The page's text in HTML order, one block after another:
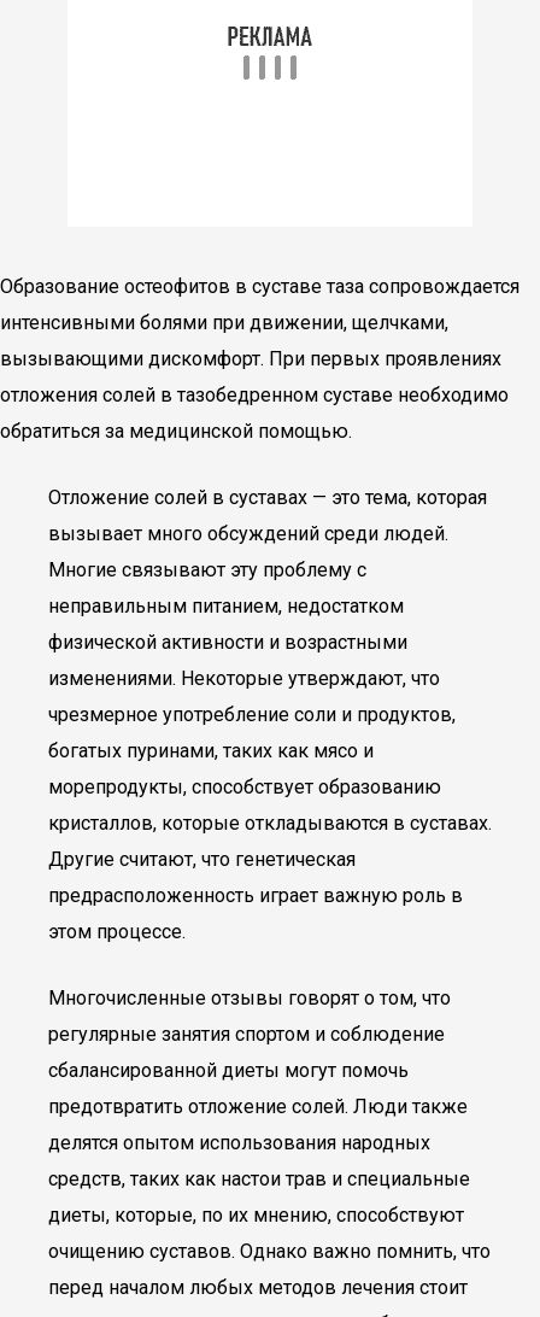
Образование остеофитов в суставе таза сопровождается
интенсивными болями при движении, щелчками,
вызывающими дискомфорт. При первых проявлениях
отложения солей в тазобедренном суставе необходимо
обратиться за медицинской помощью.
Отложение солей в суставах — это тема, которая
вызывает много обсуждений среди людей.
Многие связывают эту проблему с
неправильным питанием, недостатком
физической активности и возрастными
изменениями. Некоторые утверждают, что
чрезмерное употребление соли и продуктов,
богатых пуринами, таких как мясо и
морепродукты, способствует образованию
кристаллов, которые откладываются в суставах.
Другие считают, что генетическая
предрасположенность играет важную роль в
этом процессе.
Многочисленные отзывы говорят о том, что
регулярные занятия спортом и соблюдение
сбалансированной диеты могут помочь
предотвратить отложение солей. Люди также
делятся опытом использования народных
средств, таких как настои трав и специальные
диеты, которые, по их мнению, способствуют
очищению суставов. Однако важно помнить, что
перед началом любых методов лечения стоит